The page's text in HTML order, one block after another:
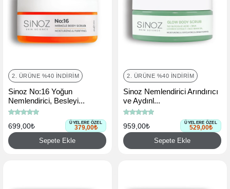
2. ÜRÜNE %40 İNDIRIM
Sinoz No:16 Yoğun
Nemlendirici, Besleyi...
699,00₺ ÜYELERE ÖZEL
379,00₺
Sepete Ekle
2. ÜRÜNE %40 İNDIRIM
Sinoz Nemlendirici Arındırıcı
ve Aydınl...
959,00₺ ÜYELERE ÖZEL
529,00₺
Sepete Ekle